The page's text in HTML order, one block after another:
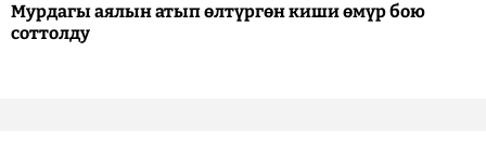
Мурдагы аялын атып өлтүргөн киши өмүр бою
соттолду